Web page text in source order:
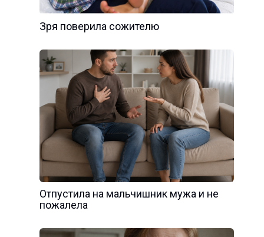
Зря поверила сожителю
Отпустила на мальчишник мужа и не
пожалела